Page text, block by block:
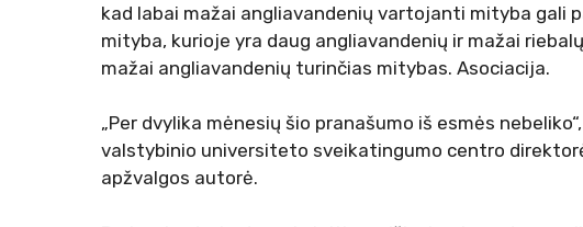
kad labai mažai angliavandenių vartojanti mityba gali
mityba, kurioje yra daug angliavandenių ir mažai
mažai angliavandenių turinčias mitybas. Asociacija.
„Per dvylika mėnesių šio pranašumo iš esmės
valstybinio universiteto sveikatingumo centro
apžvalgos autorė.